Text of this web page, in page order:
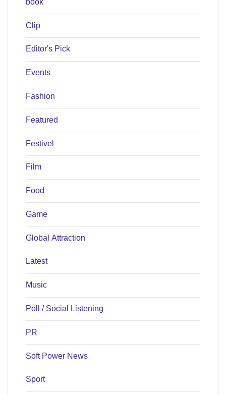
Clip
Editor's Pick
Events
Fashion
Featured
Festivel
Film
Food
Game
Global Attraction
Latest
Music
Poll / Social Listening
PR
Soft Power News
Sport